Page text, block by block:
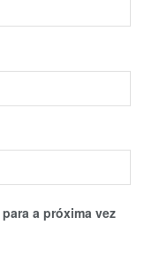
a próxima vez